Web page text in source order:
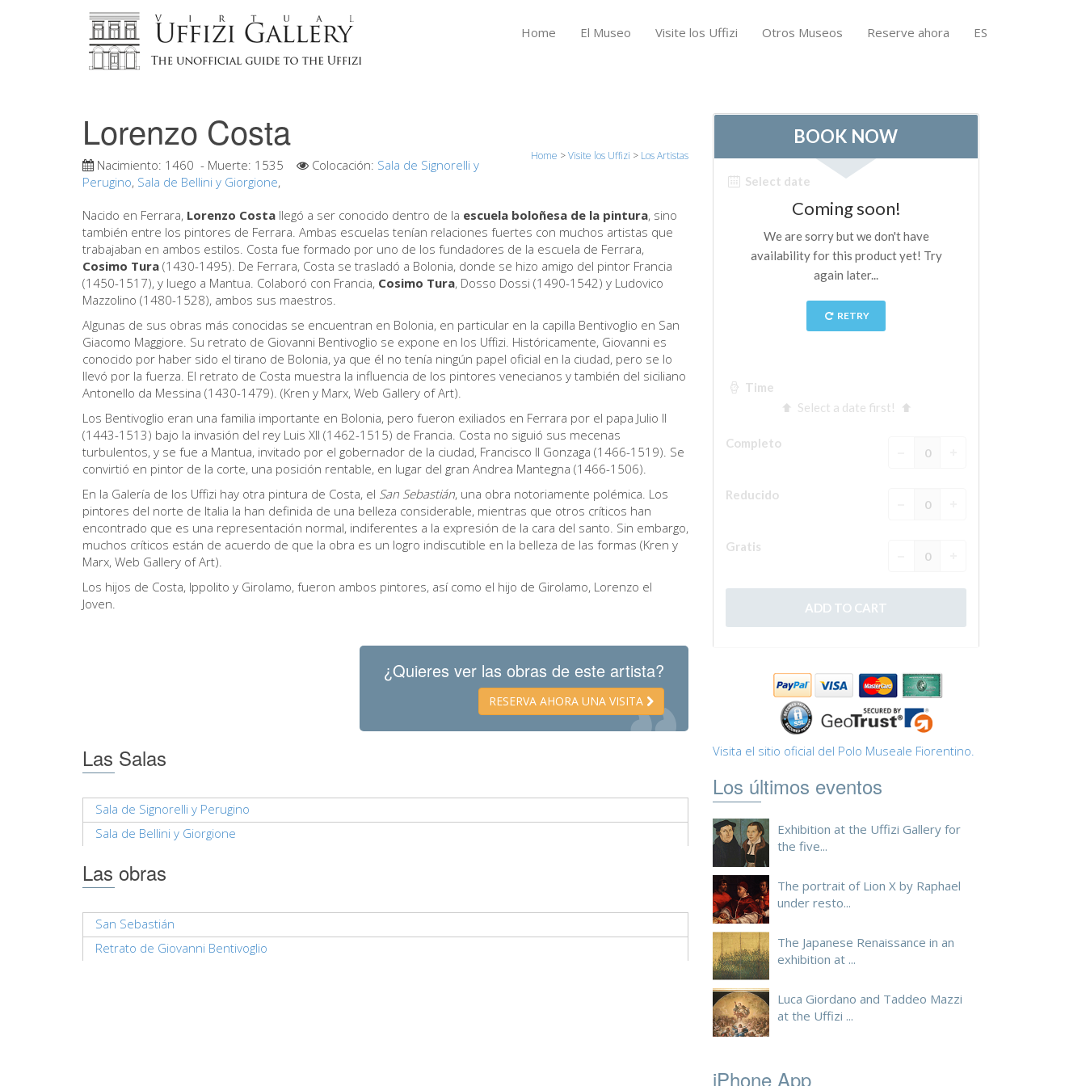
Home El Museo Visite los Uffizi Otros Museos Reserve ahora ES
Lorenzo Costa
Home >Visite los Uffizi > Los Artistas
Nacimiento: 1460 - Muerte: 1535 Colocación: Sala de Signorelli y
Perugino, Sala de Bellini y Giorgione,
Nacido en Ferrara, Lorenzo Costa llegó a ser conocido dentro de la escuela boloñesa de la pintura, sino
también entre los pintores de Ferrara. Ambas escuelas tenían relaciones fuertes con muchos artistas que
trabajaban en ambos estilos. Costa fue formado por uno de los fundadores de la escuela de Ferrara,
Cosimo Tura (1430-1495). De Ferrara, Costa se trasladó a Bolonia, donde se hizo amigo del pintor Francia
(1450-1517), y luego a Mantua. Colaboró con Francia, Cosimo Tura, Dosso Dossi (1490-1542) y Ludovico
Mazzolino (1480-1528), ambos sus maestros.
Algunas de sus obras más conocidas se encuentran en Bolonia, en particular en la capilla Bentivoglio en San
Giacomo Maggiore. Su retrato de Giovanni Bentivoglio se expone en los Uffizi. Históricamente, Giovanni es
conocido por haber sido el tirano de Bolonia, ya que él no tenía ningún papel oficial en la ciudad, pero se lo
llevó por la fuerza. El retrato de Costa muestra la influencia de los pintores venecianos y también del siciliano
Antonello da Messina (1430-1479). (Kren y Marx, Web Gallery of Art).
Los Bentivoglio eran una familia importante en Bolonia, pero fueron exiliados en Ferrara por el papa Julio II
(1443-1513) bajo la invasión del rey Luis XII (1462-1515) de Francia. Costa no siguió sus mecenas
turbulentos, y se fue a Mantua, invitado por el gobernador de la ciudad, Francisco II Gonzaga (1466-1519). Se
convirtió en pintor de la corte, una posición rentable, en lugar del gran Andrea Mantegna (1466-1506).
En la Galería de los Uffizi hay otra pintura de Costa, el San Sebastián, una obra notoriamente polémica. Los
pintores del norte de Italia la han definida de una belleza considerable, mientras que otros críticos han
encontrado que es una representación normal, indiferentes a la expresión de la cara del santo. Sin embargo,
muchos críticos están de acuerdo de que la obra es un logro indiscutible en la belleza de las formas (Kren y
Marx, Web Gallery of Art).
Los hijos de Costa, Ippolito y Girolamo, fueron ambos pintores, así como el hijo de Girolamo, Lorenzo el
Joven.
¿Quieres ver las obras de este artista?
RESERVA AHORA UNA VISITA
Las Salas
Sala de Signorelli y Perugino
Sala de Bellini y Giorgione
Las obras
San Sebastián
Retrato de Giovanni Bentivoglio
Visita el sitio oficial del Polo Museale Fiorentino.
Los últimos eventos
Exhibition at the Uffizi Gallery for
the five...
The portrait of Lion X by Raphael
under resto...
The Japanese Renaissance in an
exhibition at ...
Luca Giordano and Taddeo Mazzi
at the Uffizi ...
iPhone App